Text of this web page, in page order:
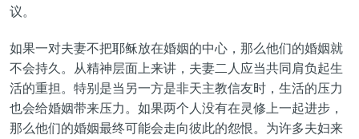
议。
如果一对夫妻不把耶稣放在婚姻的中心，那么他们的婚姻就
不会持久。从精神层面上来讲，夫妻二人应当共同肩负起生
活的重担。特别是当另一方是非天主教信友时，生活的压力
也会给婚姻带来压力。如果两个人没有在灵修上一起进步，
那么他们的婚姻最终可能会走向彼此的怨恨。为许多夫妇来